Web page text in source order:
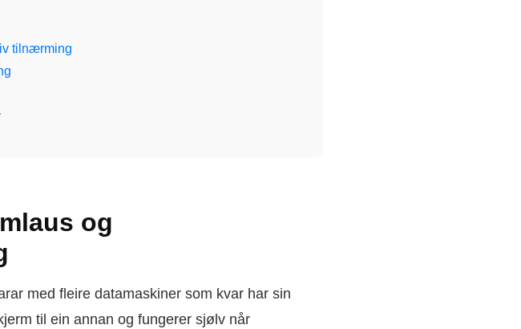
tilnærming
og
med fleire datamaskiner som kvar har sin
til ein annan og fungerer sjølv når